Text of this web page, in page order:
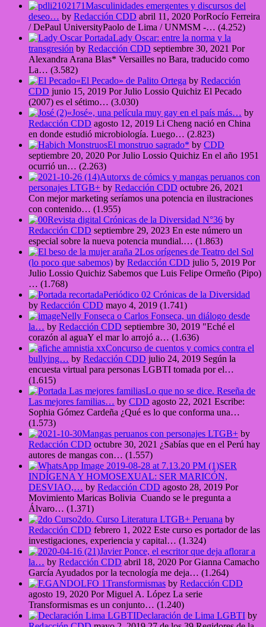
Masculinidades emergentes y discursos del
deseo… by Redacción CDD abril 11, 2020 PorRocío Ferreira
/ DePaul UniversityPaolo de Lima / UNMSM -… (4.252)
Lady Oscar: entre la norma y la
transgresión by Redacción CDD septiembre 30, 2021 Por
Alexandra Arana Blas* Versailles no Bara, traducido como
La… (3.582)
«El Pecado» de Palito Ortega by Redacción
CDD junio 15, 2019 Por Julio Lossio Quichiz El Pecado
(2007) es el sétimo… (3.030)
«José», una película muy gay en el país más… by
Redacción CDD agosto 12, 2019 Li Cheng nació en China
en donde estudió microbiología. Luego… (2.823)
El monstruo sagrado* by CDD
septiembre 20, 2020 Por Julio Lossio Quichiz En el año 1951
ocurrió un… (2.263)
Autorxs de cómics y mangas peruanos con
personajes LTGB+ by Redacción CDD octubre 26, 2021
Con mejor marketing seríamos una potencia en ilustraciones
con contenido… (1.955)
Revista digital Crónicas de la Diversidad N°36 by
Redacción CDD septiembre 29, 2023 En este número un
especial sobre la nueva potencia mundial.… (1.863)
Los orígenes de Teatro del Sol
(lo poco que sabemos) by Redacción CDD julio 5, 2019 Por
Julio Lossio Quichiz Sabemos que Luis Felipe Ormeño (Pipo)
… (1.768)
Periódico 02 Crónicas de la Diversidad
by Redacción CDD mayo 4, 2019 (1.741)
Nelly Fonseca o Carlos Fonseca, un diálogo desde
la… by Redacción CDD septiembre 30, 2019 "Eché el
corazón al aguaY el mar lo arrojó a… (1.636)
Concurso de cuentos y comics contra el
bullying… by Redacción CDD julio 24, 2019 Según la
encuesta virtual para personas LGBTI tomada por el…
(1.615)
Lo que no se dice. Reseña de
Las mejores familias… by CDD agosto 22, 2021 Escribe:
Sophia Gómez Cardeña ¿Qué es lo que conforma una…
(1.573)
Mangas peruanos con personajes LTGB+ by
Redacción CDD octubre 30, 2021 ¿Sabías que en el Perú hay
autores de mangas con… (1.557)
SER
INDÍGENA Y HOMOSEXUAL: SER MARICÓN,
DESVIAO,… by Redacción CDD agosto 28, 2019 Por
Movimiento Maricas Bolivia Cuando se le pregunta a
Álvaro… (1.371)
2do. Curso Literatura LTGB+ Peruana by
Redacción CDD febrero 1, 2022 Este curso es portador de las
investigaciones, experiencia y capital… (1.324)
Javier Ponce, el escritor que deja aflorar a
la… by Redacción CDD abril 18, 2020 Por Gianna Camacho
García Ayudados por la tecnología me deja… (1.264)
Transformismas by Redacción CDD
agosto 19, 2020 Por Miguel A. López La serie
Transformismas es un conjunto… (1.240)
Declaración de Lima LGBTI by